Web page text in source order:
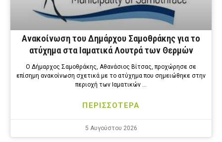
Ανακοίνωση του Δημάρχου Σαμοθράκης για το
ατύχημα στα Ιαματικά Λουτρά των Θερμών
Ο Δήμαρχος Σαμοθράκης, Αθανάσιος Βίτσας, προχώρησε σε
επίσημη ανακοίνωση σχετικά με το ατύχημα που σημειώθηκε στην
περιοχή των Ιαματικών …
ΠΕΡΙΣΣΟΤΕΡΑ
5 Αυγούστου 2026